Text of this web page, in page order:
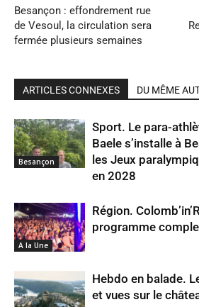
Besançon : effondrement rue
de Vesoul, la circulation sera
fermée plusieurs semaines
ARTICLES CONNEXES DU MÊME
Besançon
Sport. Le para-
Baele s’installe à
les Jeux
en 2028
A la Une
Région.
programme
Hebdo en balade.
et vues sur le